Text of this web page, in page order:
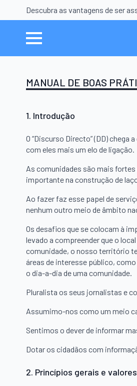
Descubra as vantagens de ser
MANUAL DE BOAS
1. Introdução
O “Discurso Directo” (DD)
com eles mais um elo de ligação.
As comunidades são mais
importante na construção de
Ao fazer faz esse papel de
nenhum outro meio de âmbito
Os desafios que se colocam à
levado a compreender que o
comunidade, o nosso território
áreas de interesse público,
o dia-a-dia de uma comunidade.
Pluralista os seus jornalistas e
Assumimo-nos como um meio
Sentimos o dever de informar
Dotar os cidadãos com
2. Princípios gerais e valores